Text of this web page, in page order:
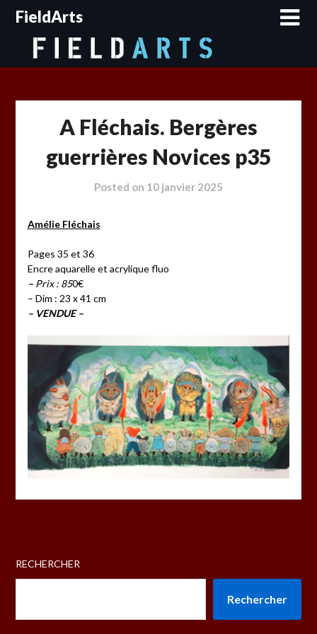
SkipFieldArts
A Fléchais. Bergères
guerrières Novices p35
Posted on 10 janvier 2025
Amélie Fléchais
Pages 35 et 36
Encre aquarelle et acrylique fluo
– Prix : 850€
– Dim : 23 x 41 cm
– VENDUE –
RECHERCHER
Rechercher